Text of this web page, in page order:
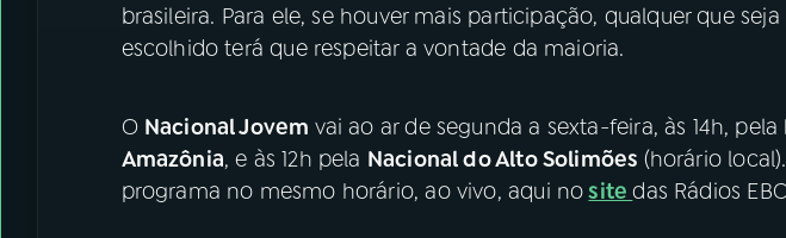
brasileira. Para ele, se houver mais participação, qualquer que
escolhido terá que respeitar a vontade da maioria.
O Nacional Jovem vai ao ar de segunda a sexta-feira, às 14h, pela
Amazônia, e às 12h pela Nacional do Alto Solimões (horário
programa no mesmo horário, ao vivo, aqui nositedas Rádios